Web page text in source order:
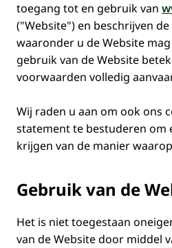
toegang tot en gebruik van
("Website") en beschrijven
waaronder u de Website
gebruik van de Website
voorwaarden volledig
Wij raden u aan om ook ons
statement te bestuderen om
krijgen van de manier
Gebruik van de
Het is niet toegestaan
van de Website door middel